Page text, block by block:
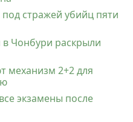
под стражей убийц пяти
в Чонбури раскрыли
механизм 2+2 для
экзамены после